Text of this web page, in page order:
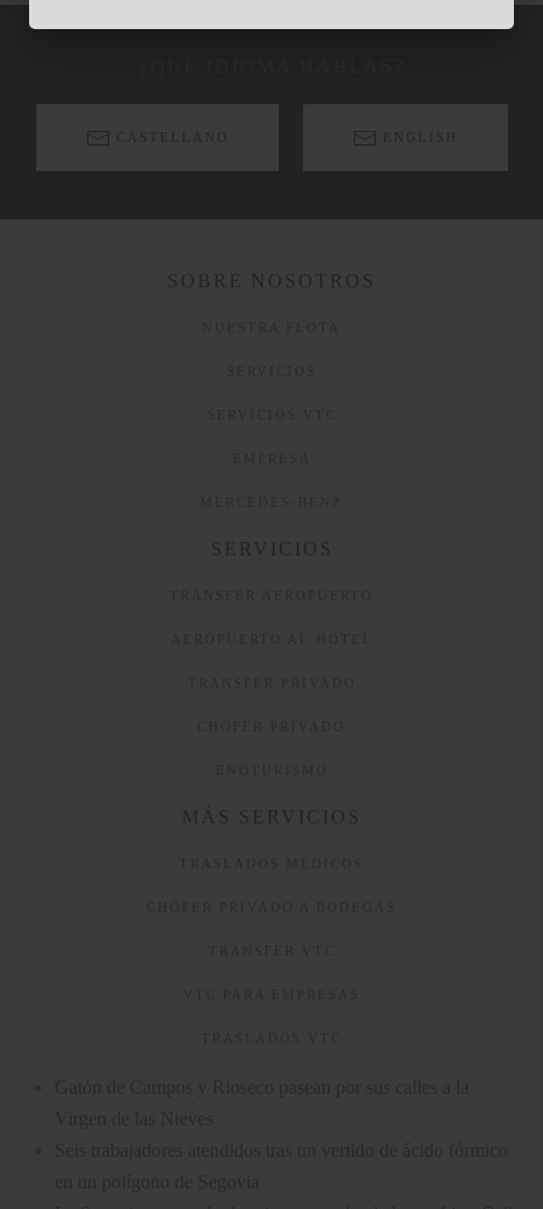
CASTELLANO ENGLISH
SOBRE NOSOTROS
NUESTRA FLOTA
SERVICIOS
SERVICIOS VTC
EMPRESA
MERCEDES-BENZ
SERVICIOS
TRANSFER AEROPUERTO
AEROPUERTO AL HOTEL
TRANSFER PRIVADO
CHÓFER PRIVADO
ENOTURISMO
MÁS SERVICIOS
TRASLADOS MÉDICOS
CHÓFER PRIVADO A BODEGAS
TRANSFER VTC
VTC PARA EMPRESAS
TRASLADOS VTC
Gatón de Campos y Rioseco pasean por sus calles a la
Virgen de las Nieves
Seis trabajadores atendidos tras un vertido de ácido fórmico
en un polígono de Segovia